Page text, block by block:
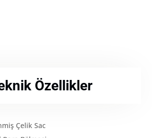
Özellikler
Çelik Sac